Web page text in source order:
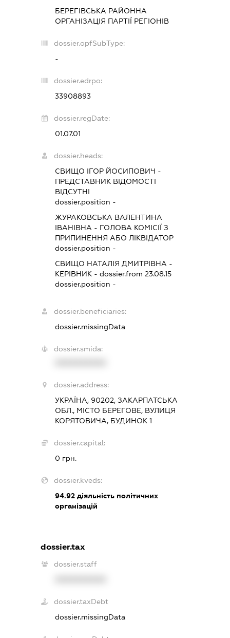
БЕРЕГІВСЬКА РАЙОННА
ОРГАНІЗАЦІЯ ПАРТІЇ РЕГІОНІВ
dossier.opfSubType:
-
dossier.edrpo:
33908893
dossier.regDate:
01.07.01
dossier.heads:
СВИЩО ІГОР ЙОСИПОВИЧ -
ПРЕДСТАВНИК ВІДОМОСТІ
ВІДСУТНІ
dossier.position -
ЖУРАКОВСЬКА ВАЛЕНТИНА
ІВАНІВНА - ГОЛОВА КОМІСІЇ З
ПРИПИНЕННЯ АБО ЛІКВІДАТОР
dossier.position -
СВИЩО НАТАЛІЯ ДМИТРІВНА -
КЕРІВНИК - dossier.from 23.08.15
dossier.position -
dossier.beneficiaries:
dossier.missingData
dossier.smida:
dossier.address:
УКРАЇНА, 90202, ЗАКАРПАТСЬКА
ОБЛ., МІСТО БЕРЕГОВЕ, ВУЛИЦЯ
КОРЯТОВИЧА, БУДИНОК 1
dossier.capital:
0 грн.
dossier.kveds:
94.92діяльність політичних
організацій
dossier.tax
dossier.staff
dossier.taxDebt
dossier.missingData